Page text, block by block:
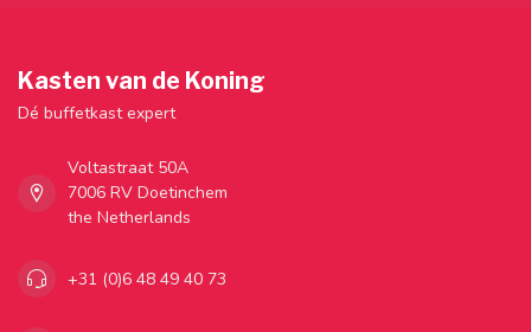
Kasten van de Koning
Dé buffetkast expert
Voltastraat 50A
7006 RV Doetinchem
the Netherlands
+31 (0)6 48 49 40 73